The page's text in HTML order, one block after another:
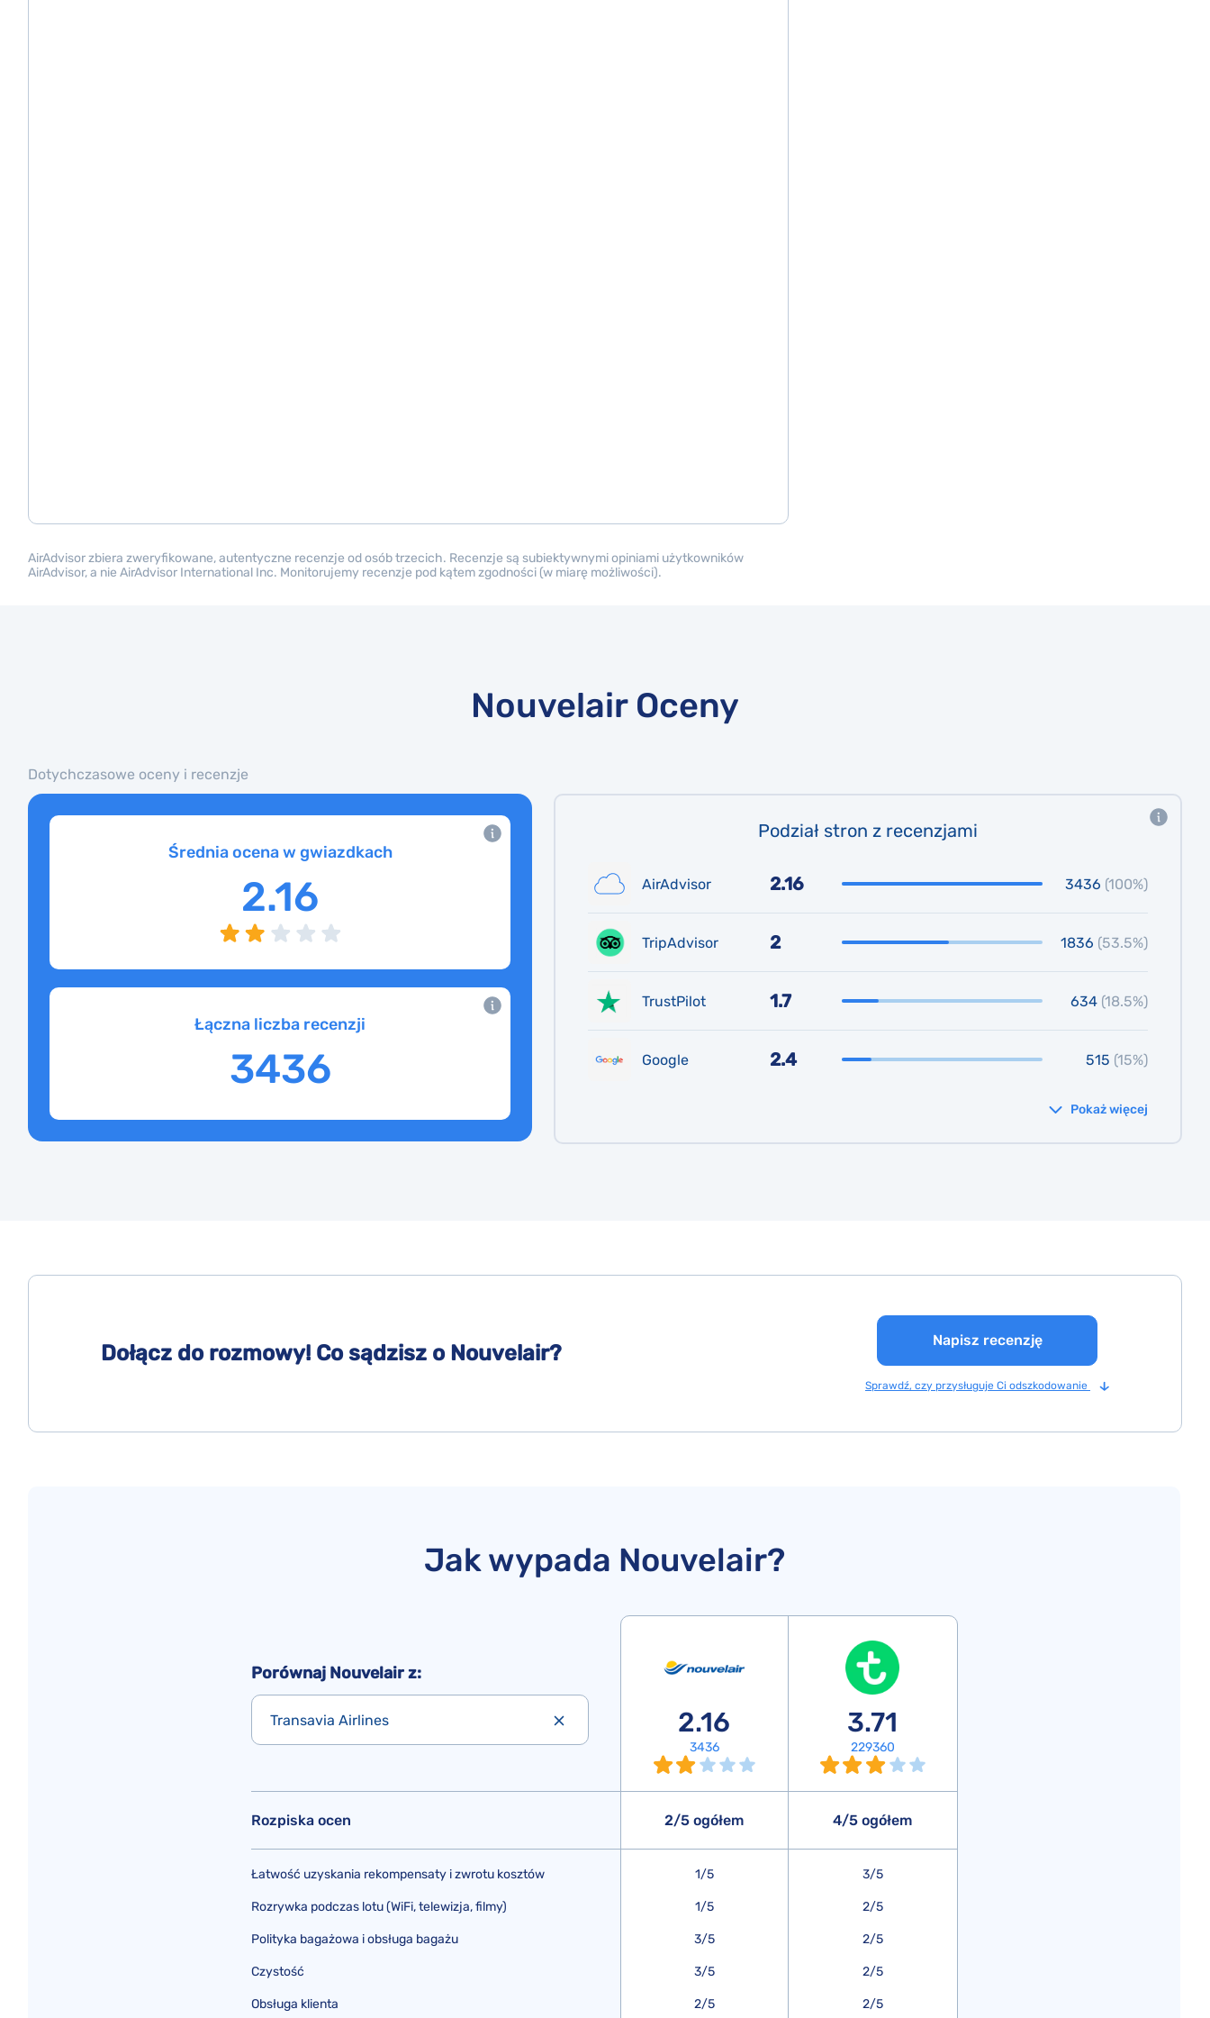
AirAdvisor zbiera zweryfikowane, autentyczne recenzje od osób trzecich. Recenzje są subiektywnymi opiniami użytkowników
AirAdvisor, a nie AirAdvisor International Inc. Monitorujemy recenzje pod kątem zgodności (w miarę możliwości).
Nouvelair Oceny
Dotychczasowe oceny i recenzje
Średnia ocena w gwiazdkach
2.16
Łączna liczba recenzji
3436
Podział stron z recenzjami
AirAdvisor 2.16 3436 (100%)
TripAdvisor 2 1836 (53.5%)
TrustPilot 1.7 634 (18.5%)
Google 2.4 515 (15%)
Pokaż więcej
Dołącz do rozmowy! Co sądzisz o Nouvelair?
Napisz recenzję
Sprawdź, czy przysługuje Ci odszkodowanie
Jak wypada Nouvelair?
Porównaj Nouvelair z:
Transavia Airlines
Rozpiska ocen
Łatwość uzyskania rekompensaty i zwrotu kosztów
Rozrywka podczas lotu (WiFi, telewizja, filmy)
Polityka bagażowa i obsługa bagażu
Czystość
Obsługa klienta
2.16
3436
2/5 ogółem
1/5
1/5
3/5
3/5
2/5
3.71
229360
4/5 ogółem
3/5
2/5
2/5
2/5
2/5